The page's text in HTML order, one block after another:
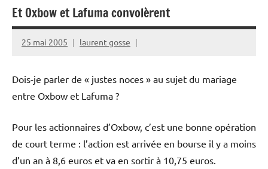
Et Oxbow et Lafuma convolèrent
25 mai 2005 laurent gosse
Dois-je parler de « justes noces » au sujet du mariage
entre Oxbow et Lafuma ?
Pour les actionnaires d’Oxbow, c’est une bonne opération
de court terme : l’action est arrivée en bourse il y a moins
d’un an à 8,6 euros et va en sortir à 10,75 euros.